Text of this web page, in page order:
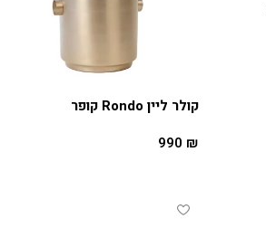
קולר ליין Rondo קופר
990 ₪